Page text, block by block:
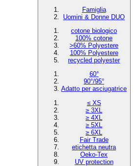
Famiglia
Uomini & Donne DUO
cotone biologico
100% cotone
>60% Polyestere
100% Polyestere
recycled polyester
60°
90°/95°
Adatto per asciugatrice
≤ XS
≥ 3XL
≥ 4XL
≥ 5XL
≥ 6XL
Fair Trade
etichetta neutra
Oeko-Tex
UV protection